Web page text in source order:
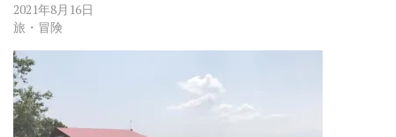
2021年8月16日
旅・冒険